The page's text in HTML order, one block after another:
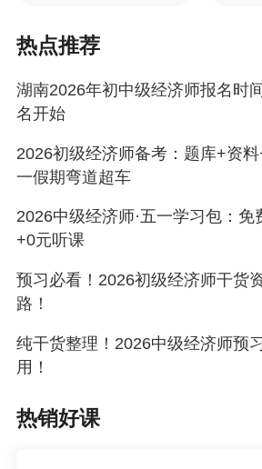
网校2026年初级经济师课程火热
是零基础小白，还是有一定基
都能找到适合自己的课程，跟着
走弯路、节省时间，轻松拿下
免费试听新课>>
热点推荐
湖南2026年初中级经济师报名时
名开始
2026初级经济师备考：题库+资
一假期弯道超车
2026中级经济师·五一学习包：免
+0元听课
预习必看！2026初级经济师干货
路！
纯干货整理！2026中级经济师预
用！
热销好课